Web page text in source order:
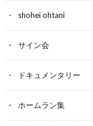
shohei ohtani
サイン会
ドキュメンタリー
ホームラン集